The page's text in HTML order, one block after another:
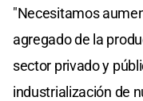
"Necesitamos
agregado de la
sector privado y
industrialización de